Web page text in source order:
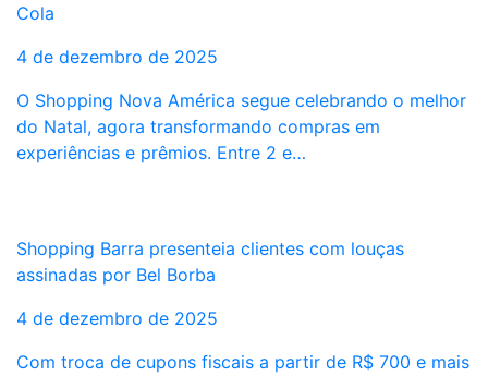
Cola
4 de dezembro de 2025
O Shopping Nova América segue celebrando o melhor
do Natal, agora transformando compras em
experiências e prêmios. Entre 2 e…
Shopping Barra presenteia clientes com louças
assinadas por Bel Borba
4 de dezembro de 2025
Com troca de cupons fiscais a partir de R$ 700 e mais